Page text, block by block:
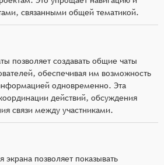
связанными общей тематикой.
позволяет создавать общие чаты
обеспечивая им возможность
одновременно. Эта
действий, обсуждения
связи между участниками.
позволяет показывать